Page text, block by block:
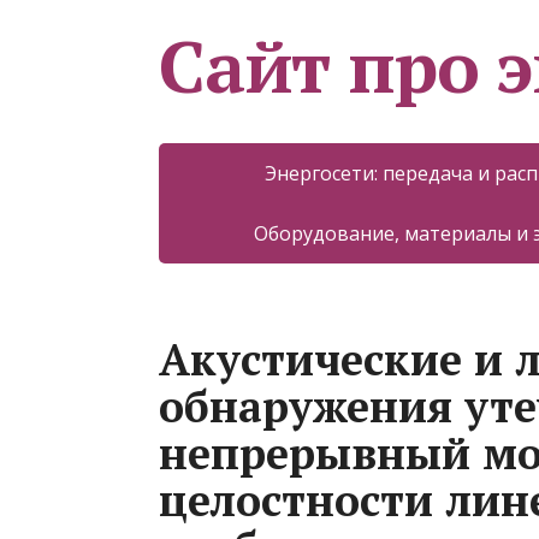
Сайт про
Энергосети: передача и
Оборудование, материалы и
Акустические и
обнаружения
непрерывный
целостности